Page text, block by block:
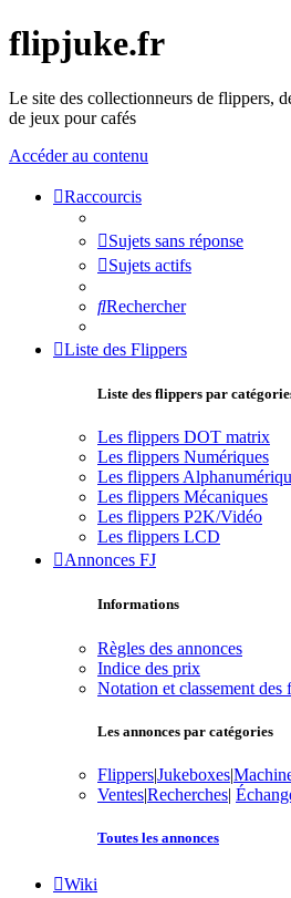
flipjuke.fr
Le site des collectionneurs de flippers,
de jeux pour cafés
Accéder au contenu
Raccourcis
Sujets sans réponse
Sujets actifs
Rechercher
Liste des Flippers
Liste des flippers par
Les flippers DOT matrix
Les flippers Numériques
Les flippers
Les flippers Mécaniques
Les flippers P2K/Vidéo
Les flippers LCD
Annonces FJ
Informations
Règles des annonces
Indice des prix
Notation et classement des
Les annonces par catégories
Flippers|Jukeboxes|
Ventes|Recherches|
Toutes les annonces
Wiki